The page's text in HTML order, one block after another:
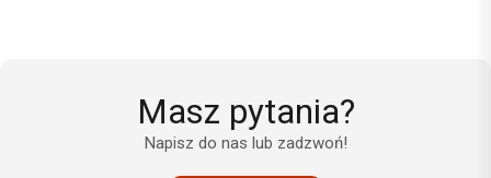
Masz pytania?
Napisz do nas lub zadzwoń!